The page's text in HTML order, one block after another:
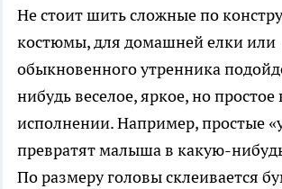
Не стоит шить сложные по
костюмы, для домашней елки или
обыкновенного утренника
нибудь веселое, яркое, но простое
исполнении. Например, простые
превратят малыша в какую-
По размеру головы склеивается